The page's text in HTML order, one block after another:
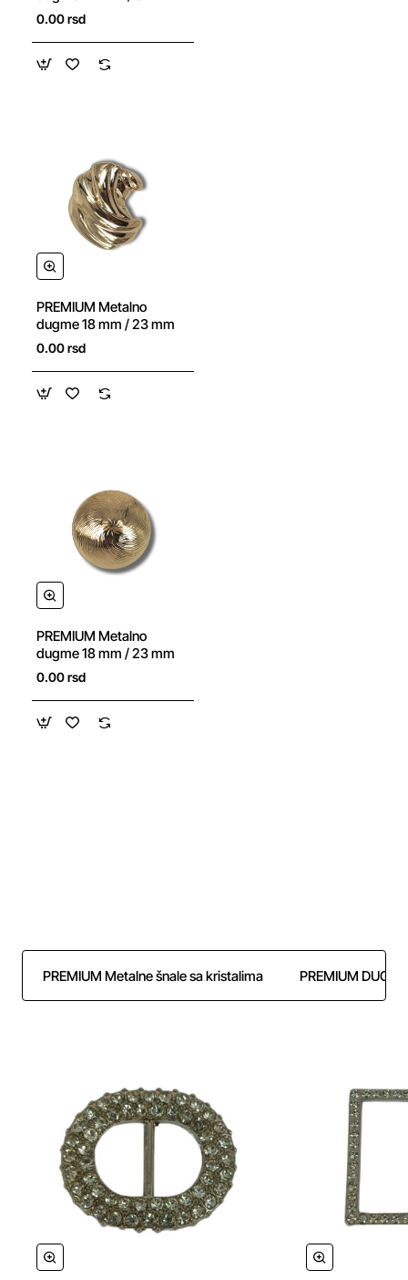
0.00 rsd
PREMIUM Metalno
dugme 18 mm / 23 mm
0.00 rsd
PREMIUM Metalno
dugme 18 mm / 23 mm
0.00 rsd
PREMIUM Metalne šnale sa kristalima PREMIUM